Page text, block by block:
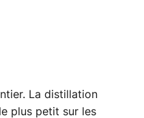
La distillation
plus petit sur les